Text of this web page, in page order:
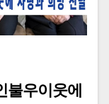
우이웃에